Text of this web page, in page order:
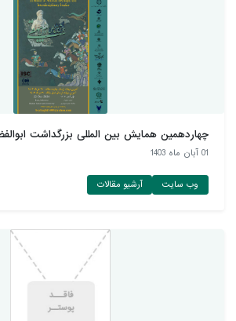
چهاردهمین همایش بین المللی بزرگداشت
01 آبان ماه 1403
وب سایت آرشیو مقالات